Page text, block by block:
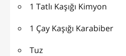
1 Tatlı Kaşığı Kimyon
1 Çay Kaşığı Karabiber
Tuz